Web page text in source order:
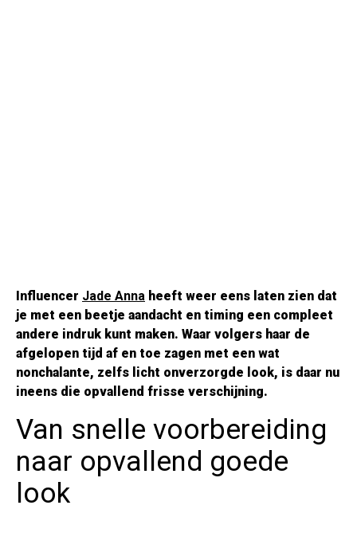
Influencer Jade Anna heeft weer eens laten zien dat
je met een beetje aandacht en timing een compleet
andere indruk kunt maken. Waar volgers haar de
afgelopen tijd af en toe zagen met een wat
nonchalante, zelfs licht onverzorgde look, is daar nu
ineens die opvallend frisse verschijning.
Van snelle voorbereiding
naar opvallend goede
look